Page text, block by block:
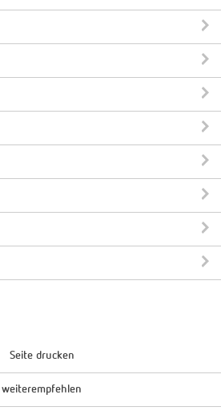
Seite drucken
weiterempfehlen